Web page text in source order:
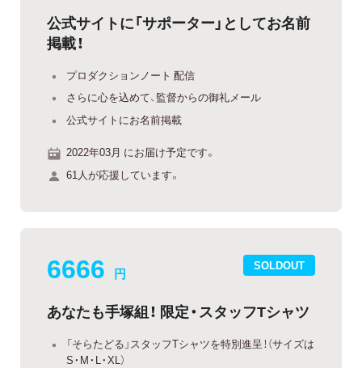
公式サイトに「サポーター」としてお名前
掲載！
プロダクションノート 配信
さらに心を込めて、監督からの御礼メール
公式サイトにお名前掲載
2022年03月 にお届け予定です。
61人が応援しています。
SOLDOUT
6666 円
あなたも手塚組！ 限定・スタッフTシャツ
「そらたどる」スタッフTシャツを特別進呈！（サイズは
S・M・L・XL）